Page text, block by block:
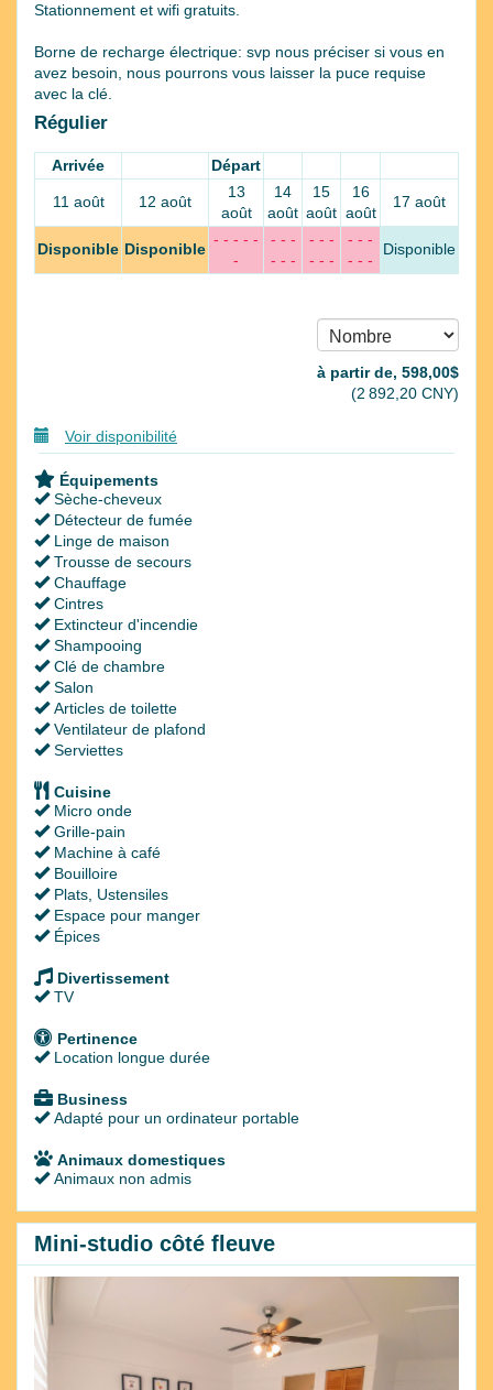
Stationnement et wifi gratuits.
Borne de recharge électrique: svp nous préciser si vous en
avez besoin, nous pourrons vous laisser la puce requise
avec la clé.
Régulier
Arrivée Départ
11 août 12 août
13
août
14
août
15
août
16
août
17 août
Disponible Disponible
- - - - -
-
- - -
- - -
- - -
- - -
- - -
- - -
Disponible
à partir de‚ 598,00$
(2 892,20 CNY)
Voir disponibilité
Équipements
Sèche-cheveux
Détecteur de fumée
Linge de maison
Trousse de secours
Chauffage
Cintres
Extincteur d'incendie
Shampooing
Clé de chambre
Salon
Articles de toilette
Ventilateur de plafond
Serviettes
Cuisine
Micro onde
Grille-pain
Machine à café
Bouilloire
Plats, Ustensiles
Espace pour manger
Épices
Divertissement
TV
Pertinence
Location longue durée
Business
Adapté pour un ordinateur portable
Animaux domestiques
Animaux non admis
Mini-studio côté fleuve